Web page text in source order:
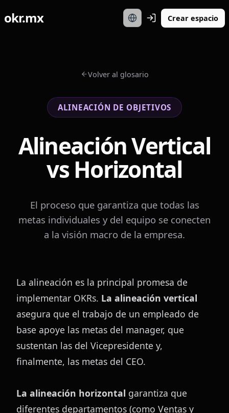
okr.mx Crear espacio
Volver al glosario
ALINEACIÓN DE OBJETIVOS
Alineación Vertical
vs Horizontal
El proceso que garantiza que todas las
metas individuales y del equipo se conecten
a la visión macro de la empresa.
La alineación es la principal promesa de
implementar OKRs. La alineación vertical
asegura que el trabajo de un empleado de
base apoye las metas del manager, que
sustentan las del Vicepresidente y,
finalmente, las metas del CEO.
La alineación horizontal garantiza que
diferentes departamentos (como Ventas y